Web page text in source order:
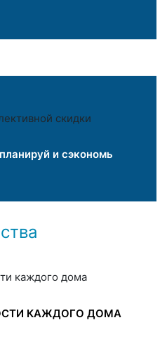
и сэкономь
КАЖДОГО ДОМА